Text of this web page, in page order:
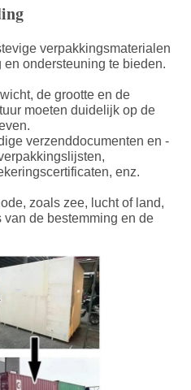
verpakkingsmaterialen
ondersteuning te bieden.
de grootte en de
moeten duidelijk op de
verzenddocumenten en -
enz.
zoals zee, lucht of land,
de bestemming en de